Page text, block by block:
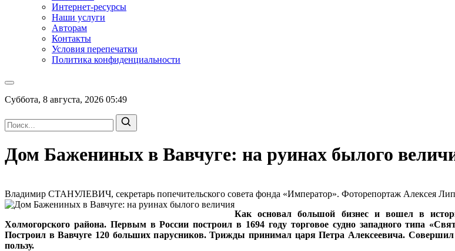
Интернет-ресурсы
Наши услуги
Авторам
Контакты
Условия перепечатки
Политика конфиденциальности
Суббота, 8 августа, 2026 05:49
Дом Бажениных в Вавчуге: на руинах былого
Владимир СТАНУЛЕВИЧ, секретарь попечительского совета фонда «Император». Фоторепортаж Алексея
Как основал большой бизнес и вошел в
Холмогорского района. Первым в России построил в 1694 году торговое судно западного типа
Построил в Вавчуге 120 больших парусников. Трижды принимал царя Петра Алексеевича.
пользу.